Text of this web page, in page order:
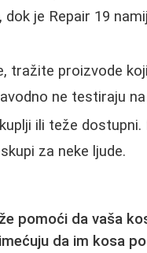
je Repair 19
tražite proizvode
ne testiraju
ili teže dostupni.
za neke ljude.
pomoći da vaša
da im kosa